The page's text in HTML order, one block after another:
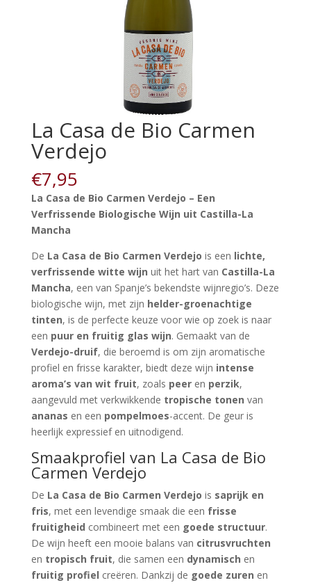
La Casa de Bio Carmen
Verdejo
€7,95
La Casa de Bio Carmen Verdejo – Een
Verfrissende Biologische Wijn uit Castilla-La
Mancha
De La Casa de Bio Carmen Verdejo is een lichte,
verfrissende witte wijn uit het hart van Castilla-La
Mancha, een van Spanje’s bekendste wijnregio’s. Deze
biologische wijn, met zijn helder-groenachtige
tinten, is de perfecte keuze voor wie op zoek is naar
een puur en fruitig glas wijn. Gemaakt van de
Verdejo-druif, die beroemd is om zijn aromatische
profiel en frisse karakter, biedt deze wijn intense
aroma’s van wit fruit, zoals peeren perzik,
aangevuld met verkwikkende tropische tonen van
ananas en een pompelmoes-accent. De geur is
heerlijk expressief en uitnodigend.
Smaakprofiel van La Casa de Bio
Carmen Verdejo
De La Casa de Bio Carmen Verdejo is saprijk en
fris, met een levendige smaak die een frisse
fruitigheid combineert met een goede structuur.
De wijn heeft een mooie balans van citrusvruchten
en tropisch fruit, die samen een dynamisch en
fruitig profiel creëren. Dankzij de goede zuren en